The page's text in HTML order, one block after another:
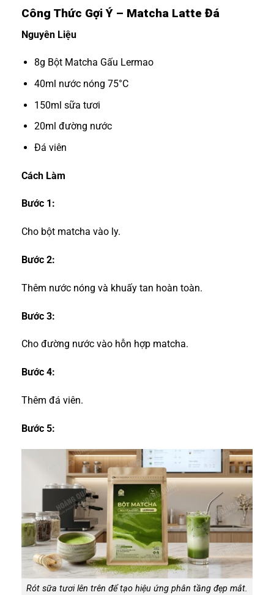
Công Thức Gợi Ý – Matcha Latte Đá
Nguyên Liệu
8g Bột Matcha Gấu Lermao
40ml nước nóng 75°C
150ml sữa tươi
20ml đường nước
Đá viên
Cách Làm
Bước 1:
Cho bột matcha vào ly.
Bước 2:
Thêm nước nóng và khuấy tan hoàn toàn.
Bước 3:
Cho đường nước vào hỗn hợp matcha.
Bước 4:
Thêm đá viên.
Bước 5:
Rót sữa tươi lên trên để tạo hiệu ứng phân tầng đẹp mắt.